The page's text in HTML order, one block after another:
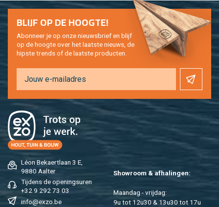
Léon Be­kaert­laan 3 E,
9880 Aal­ter
Tij­dens de ope­nings­uren
+32 9 292 73 03
info@​exzo.​be
Show­room & af­ha­lin­gen:
Maan­dag - vrij­dag:
9u tot 12u30 & 13u30 tot 17u
BLIJF OP DE HOOG­TE!
Abon­neer je op onze nieuws­brief en blijf
op de hoog­te over het laat­ste nieuws, de
hip­s­te trends of de laat­ste pro­duc­ten.